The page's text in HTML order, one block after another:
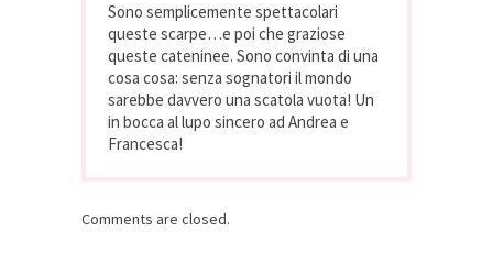
Sono semplicemente spettacolari
queste scarpe…e poi che graziose
queste cateninee. Sono convinta di una
cosa cosa: senza sognatori il mondo
sarebbe davvero una scatola vuota! Un
in bocca al lupo sincero ad Andrea e
Francesca!
Comments are closed.